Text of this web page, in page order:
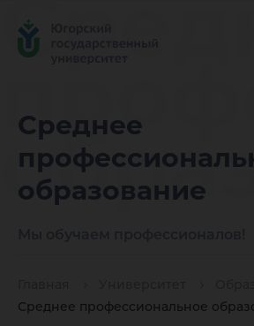
Среднее
образование
Среднее профессиональное